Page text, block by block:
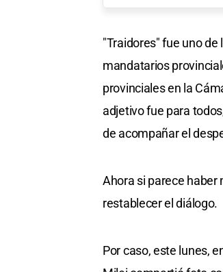
"Traidores" fue uno
mandatarios
provinciales en la
adjetivo fue para
de acompañar el
Ahora si parece haber
restablecer el diálogo.
Por caso, este lunes,